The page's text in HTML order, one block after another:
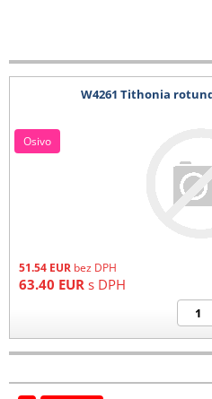
W4261 Tithonia
51.54 EUR bez DPH
63.40 EUR s DPH
Osivo